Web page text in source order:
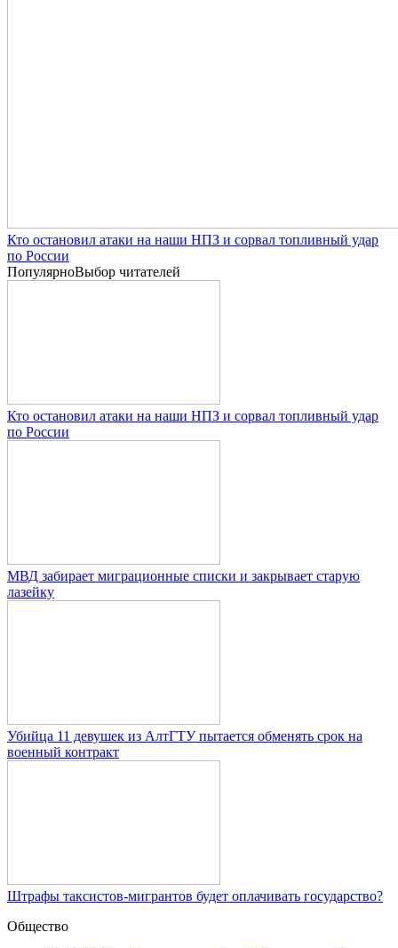
Кто остановил атаки на наши НПЗ и сорвал топливный удар
по России
ПопулярноВыбор читателей
Кто остановил атаки на наши НПЗ и сорвал топливный удар
по России
МВД забирает миграционные списки и закрывает старую
лазейку
Убийца 11 девушек из АлтГТУ пытается обменять срок на
военный контракт
Штрафы таксистов-мигрантов будет оплачивать государство?
Общество